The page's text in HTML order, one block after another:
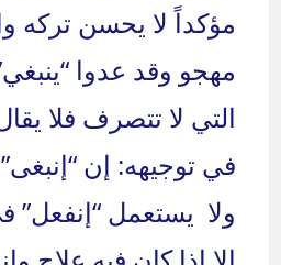
مؤكداً لا يحسن تركه
مهجو وقد عدوا
التي لا تتصرف فلا
في توجيهه: إن
ولا يستعمل “إنفعل”